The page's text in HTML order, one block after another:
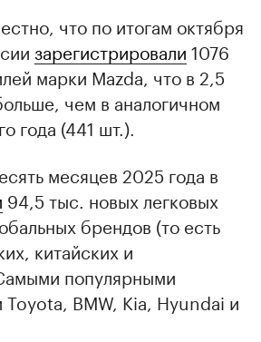
что по итогам октября
зарегистрировали 1076
марки Mazda, что в 2,5
чем в аналогичном
года (441 шт.).
месяцев 2025 года в
94,5 тыс. новых легковых
брендов (то есть
китайских и
популярными
BMW, Kia, Hyundai и